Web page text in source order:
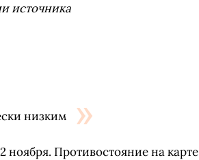
источника
низким
ноября. Противостояние на карте